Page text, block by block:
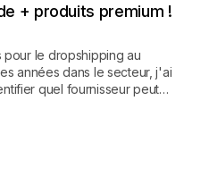
+ produits premium !
pour le dropshipping au
années dans le secteur, j'ai
quel fournisseur peut